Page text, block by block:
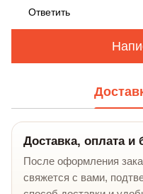
Ответить
Доставка, оплата и
После оформления
свяжется с вами,